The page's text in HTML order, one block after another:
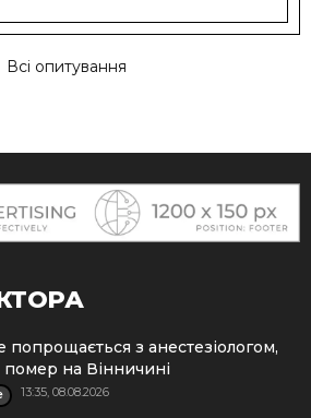
Всі опитування
попрощається з анестезіологом,
на Вінничині
13:35, 08.08.2026